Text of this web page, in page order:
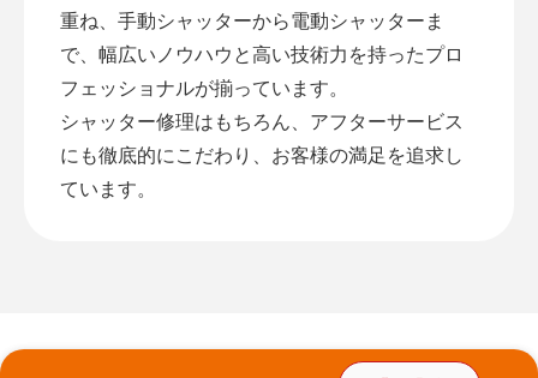
重ね、手動シャッターから電動シャッターま
で、幅広いノウハウと高い技術力を持ったプロ
フェッショナルが揃っています。
シャッター修理はもちろん、アフターサービス
にも徹底的にこだわり、お客様の満足を追求し
ています。